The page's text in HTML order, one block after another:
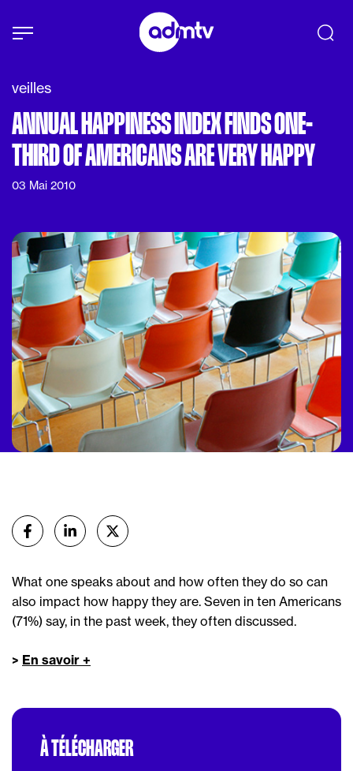
Aller au contenu principal
veilles
ANNUAL HAPPINESS INDEX FINDS ONE-
THIRD OF AMERICANS ARE VERY HAPPY
03 Mai 2010
Partager
sur Facebook
sur Linkedinsur X (Twitter)
What one speaks about and how often they do so can
also impact how happy they are. Seven in ten Americans
(71%) say, in the past week, they often discussed.
> En savoir +
À TÉLÉCHARGER
Panneau de gestion des cookies